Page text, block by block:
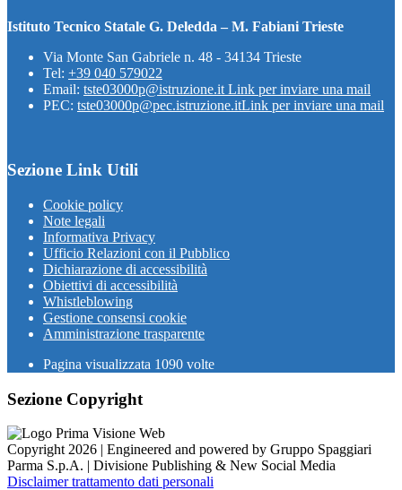
Istituto Tecnico Statale G. Deledda – M. Fabiani Trieste
Via Monte San Gabriele n. 48 - 34134 Trieste
Tel: +39 040 579022
Email: tste03000p@istruzione.it Link per inviare una mail
PEC: tste03000p@pec.istruzione.itLink per inviare una mail
Sezione Link Utili
Cookie policy
Note legali
Informativa Privacy
Ufficio Relazioni con il Pubblico
Dichiarazione di accessibilità
Obiettivi di accessibilità
Whistleblowing
Gestione consensi cookie
Amministrazione trasparente
Pagina visualizzata 1090 volte
Sezione Copyright
Copyright 2026 | Engineered and powered by Gruppo Spaggiari
Parma S.p.A. | Divisione Publishing & New Social Media
Disclaimer trattamento dati personali